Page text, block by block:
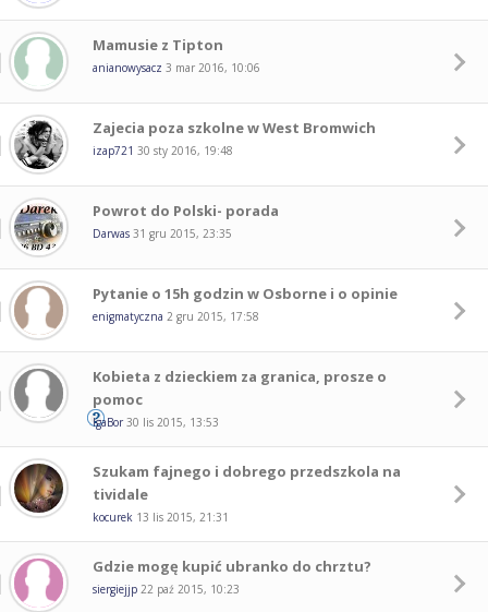
Mamusie z Tipton
anianowysacz 3 mar 2016, 10:06
Zajecia poza szkolne w West Bromwich
izap721 30 sty 2016, 19:48
Powrot do Polski- porada
Darwas 31 gru 2015, 23:35
Pytanie o 15h godzin w Osborne i o opinie
enigmatyczna 2 gru 2015, 17:58
Kobieta z dzieckiem za granica, prosze o
pomoc
IgaBor 30 lis 2015, 13:53
Szukam fajnego i dobrego przedszkola na
tividale
kocurek 13 lis 2015, 21:31
Gdzie mogę kupić ubranko do chrztu?
siergiejjp 22 paź 2015, 10:23